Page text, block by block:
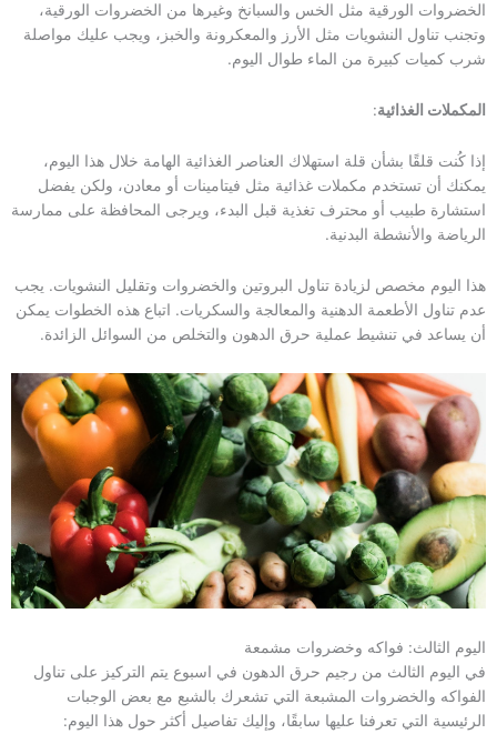
الخضروات الورقية مثل الخس والسبانخ وغيرها من الخضروات الورقية،
وتجنب تناول النشويات مثل الأرز والمعكرونة والخبز، ويجب عليك مواصلة
شرب كميات كبيرة من الماء طوال اليوم.
المكملات الغذائية:
إذا كُنت قلقًا بشأن قلة استهلاك العناصر الغذائية الهامة خلال هذا اليوم،
يمكنك أن تستخدم مكملات غذائية مثل فيتامينات أو معادن، ولكن يفضل
استشارة طبيب أو محترف تغذية قبل البدء، ويرجى المحافظة على ممارسة
الرياضة والأنشطة البدنية.
هذا اليوم مخصص لزيادة تناول البروتين والخضروات وتقليل النشويات. يجب
عدم تناول الأطعمة الدهنية والمعالجة والسكريات. اتباع هذه الخطوات يمكن
أن يساعد في تنشيط عملية حرق الدهون والتخلص من السوائل الزائدة.
اليوم الثالث: فواكه وخضروات مشمعة
في اليوم الثالث من رجيم حرق الدهون في اسبوع يتم التركيز على تناول
الفواكه والخضروات المشبعة التي تشعرك بالشبع مع بعض الوجبات
الرئيسية التي تعرفنا عليها سابقًا، وإليك تفاصيل أكثر حول هذا اليوم: